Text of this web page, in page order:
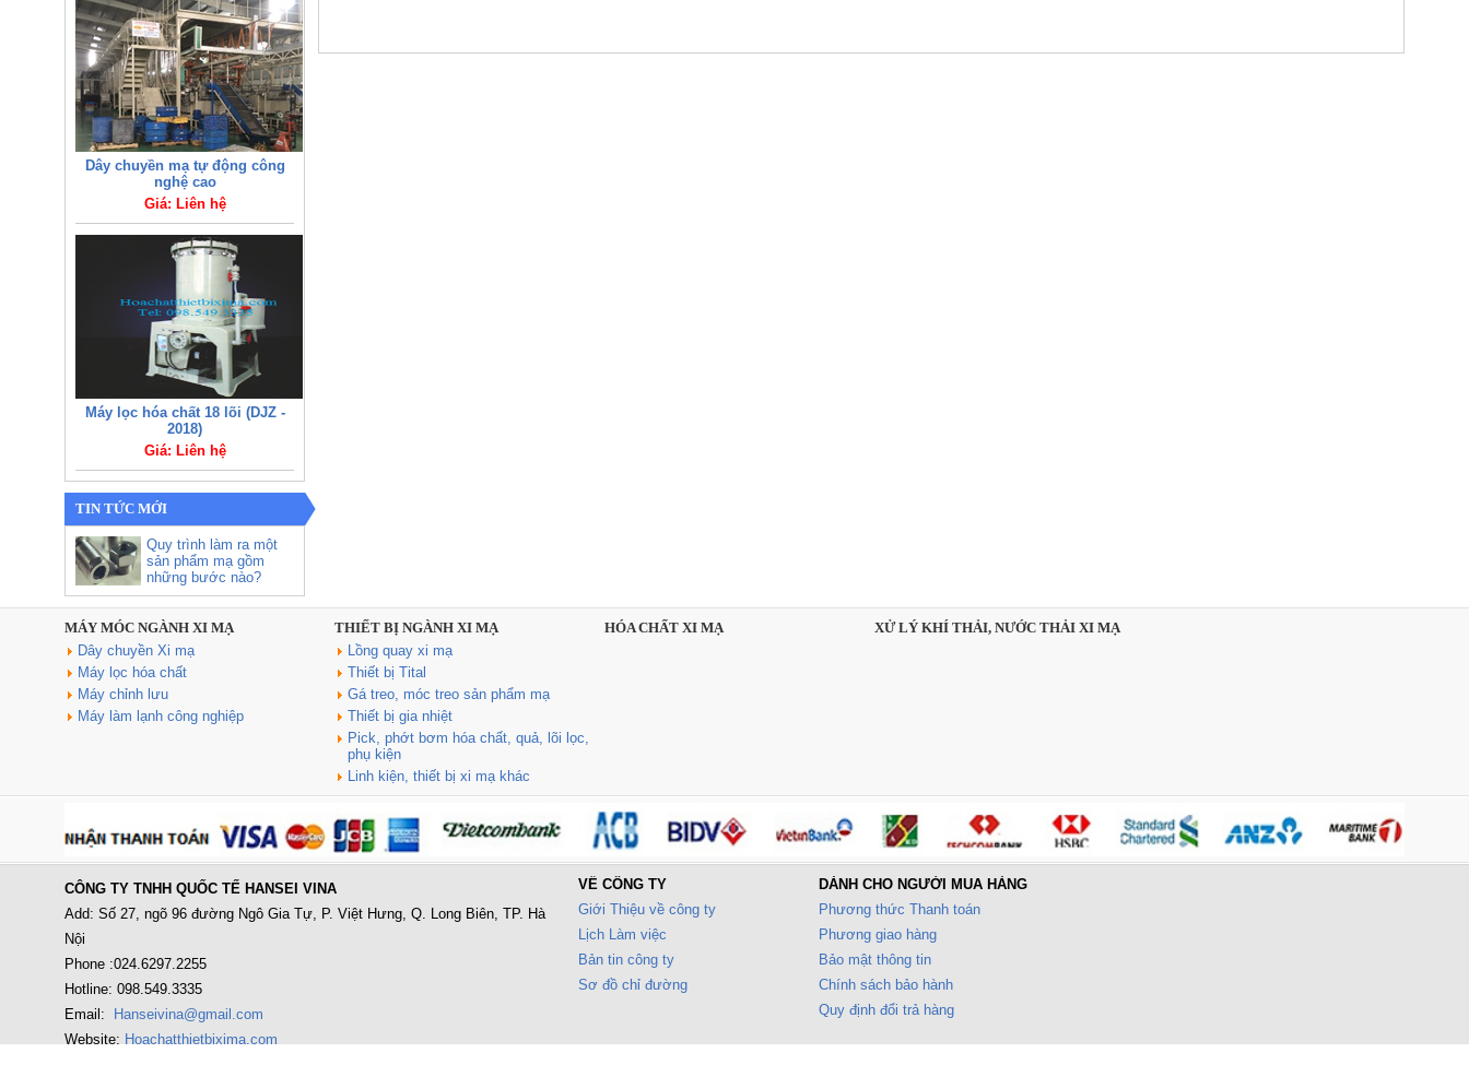
Dây chuyền mạ tự động công
nghệ cao
Giá: Liên hệ
Máy lọc hóa chất 18 lõi (DJZ -
2018)
Giá: Liên hệ
Sản xuất, cung cấp bể xi mạ
thiết kế theo yêu cầu
Giá: Liên hệ
Máy lọc hóa chất 8 lõi (DJZ-
2008)
TIN TỨC MỚI
Quy trình làm ra một
sản phẩm mạ gồm
những bước nào?
MÁY MÓC NGÀNH XI MẠ
Dây chuyền Xi mạ
Máy lọc hóa chất
Máy chỉnh lưu
Máy làm lạnh công nghiệp
THIẾT BỊ NGÀNH XI MẠ
Lồng quay xi mạ
Thiết bị Tital
Gá treo, móc treo sản phẩm mạ
Thiết bị gia nhiệt
Pick, phớt bơm hóa chất, quả, lõi lọc,
phụ kiện
Linh kiện, thiết bị xi mạ khác
HÓA CHẤT XI MẠ XỬ LÝ KHÍ THẢI, NƯỚC THẢI XI MẠ
CÔNG TY TNHH QUỐC TẾ HANSEI VINA
Add: Số 27, ngõ 96 đường Ngô Gia Tự, P. Việt Hưng, Q. Long Biên, TP. Hà
Nội
Phone :024.6297.2255
Hotline: 098.549.3335
Email:
Hanseivina@gmail.com
Website: Hoachatthietbixima.com
VỀ CÔNG TY
Giới Thiệu về công ty
Lịch Làm việc
Bản tin công ty
Sơ đồ chỉ đường
DÀNH CHO NGƯỜI MUA HÀNG
Phương thức Thanh toán
Phương giao hàng
Bảo mật thông tin
Chính sách bảo hành
Quy định đổi trả hàng